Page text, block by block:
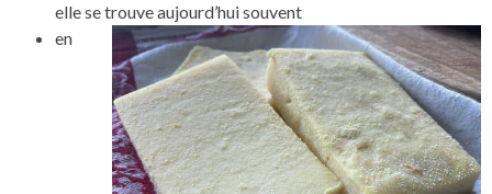
elle se trouve aujourd’hui souvent
en